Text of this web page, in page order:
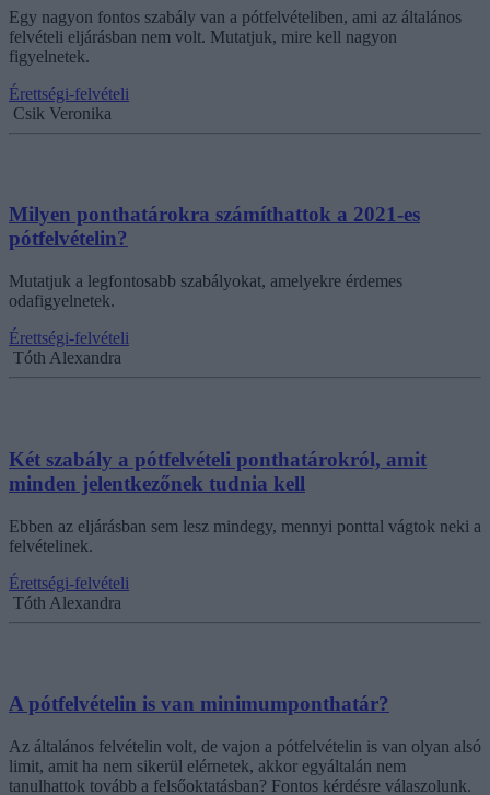
Egy nagyon fontos szabály van a pótfelvételiben, ami az általános
felvételi eljárásban nem volt. Mutatjuk, mire kell nagyon
figyelnetek.
Érettségi-felvételi
Csik Veronika
Milyen ponthatárokra számíthattok a 2021-es
pótfelvételin?
Mutatjuk a legfontosabb szabályokat, amelyekre érdemes
odafigyelnetek.
Érettségi-felvételi
Tóth Alexandra
Két szabály a pótfelvételi ponthatárokról, amit
minden jelentkezőnek tudnia kell
Ebben az eljárásban sem lesz mindegy, mennyi ponttal vágtok neki a
felvételinek.
Érettségi-felvételi
Tóth Alexandra
A pótfelvételin is van minimumponthatár?
Az általános felvételin volt, de vajon a pótfelvételin is van olyan alsó
limit, amit ha nem sikerül elérnetek, akkor egyáltalán nem
tanulhattok tovább a felsőoktatásban? Fontos kérdésre válaszolunk.